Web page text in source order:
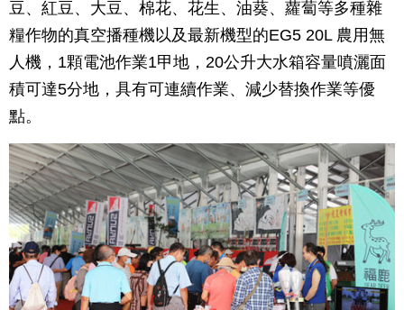
豆、紅豆、大豆、棉花、花生、油葵、蘿蔔等多種雜
糧作物的真空播種機以及最新機型的EG5 20L 農用無
人機，1顆電池作業1甲地，20公升大水箱容量噴灑面
積可達5分地，具有可連續作業、減少替換作業等優
點。